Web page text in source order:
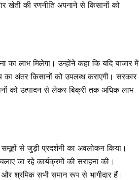
खेती की रणनीति अपनाने से किसानों को
का लाभ मिलेगा। उन्होंने कहा कि यदि बाजार में
का अंतर किसानों को उपलब्ध कराएगी। सरकार
को उत्पादन से लेकर बिक्री तक अधिक लाभ
से जुड़ी प्रदर्शनी का अवलोकन किया।
जा रहे कार्यक्रमों की सराहना की।
और श्रमिक सभी समान रूप से भागीदार हैं।